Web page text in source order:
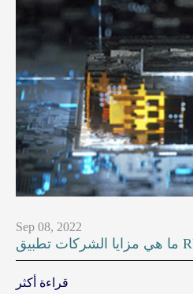
Sep 08, 2022
قراءة أكثر